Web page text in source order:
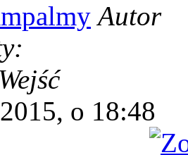
Autor
Wejść
o 18:48